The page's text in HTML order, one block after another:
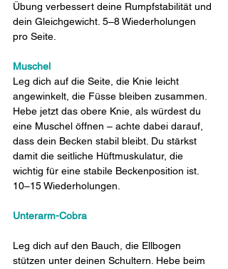
Übung verbessert deine Rumpfstabilität und
dein Gleichgewicht. 5–8 Wiederholungen
pro Seite.
Muschel
Leg dich auf die Seite, die Knie leicht
angewinkelt, die Füsse bleiben zusammen.
Hebe jetzt das obere Knie, als würdest du
eine Muschel öffnen – achte dabei darauf,
dass dein Becken stabil bleibt. Du stärkst
damit die seitliche Hüftmuskulatur, die
wichtig für eine stabile Beckenposition ist.
10–15 Wiederholungen.
Unterarm-Cobra
Leg dich auf den Bauch, die Ellbogen
stützen unter deinen Schultern. Hebe beim